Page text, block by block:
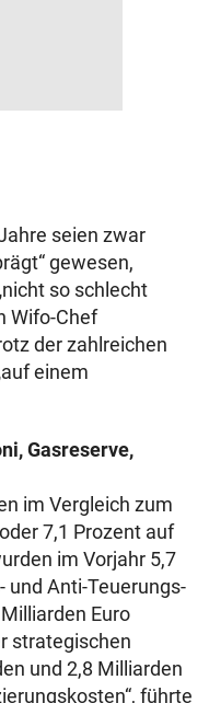
seien zwar
gewesen,
so schlecht
Wifo-Chef
der zahlreichen
einem
Gasreserve,
im Vergleich zum
7,1 Prozent auf
im Vorjahr 5,7
und Anti-Teuerungs-
Euro
strategischen
und 2,8 Milliarden
führte